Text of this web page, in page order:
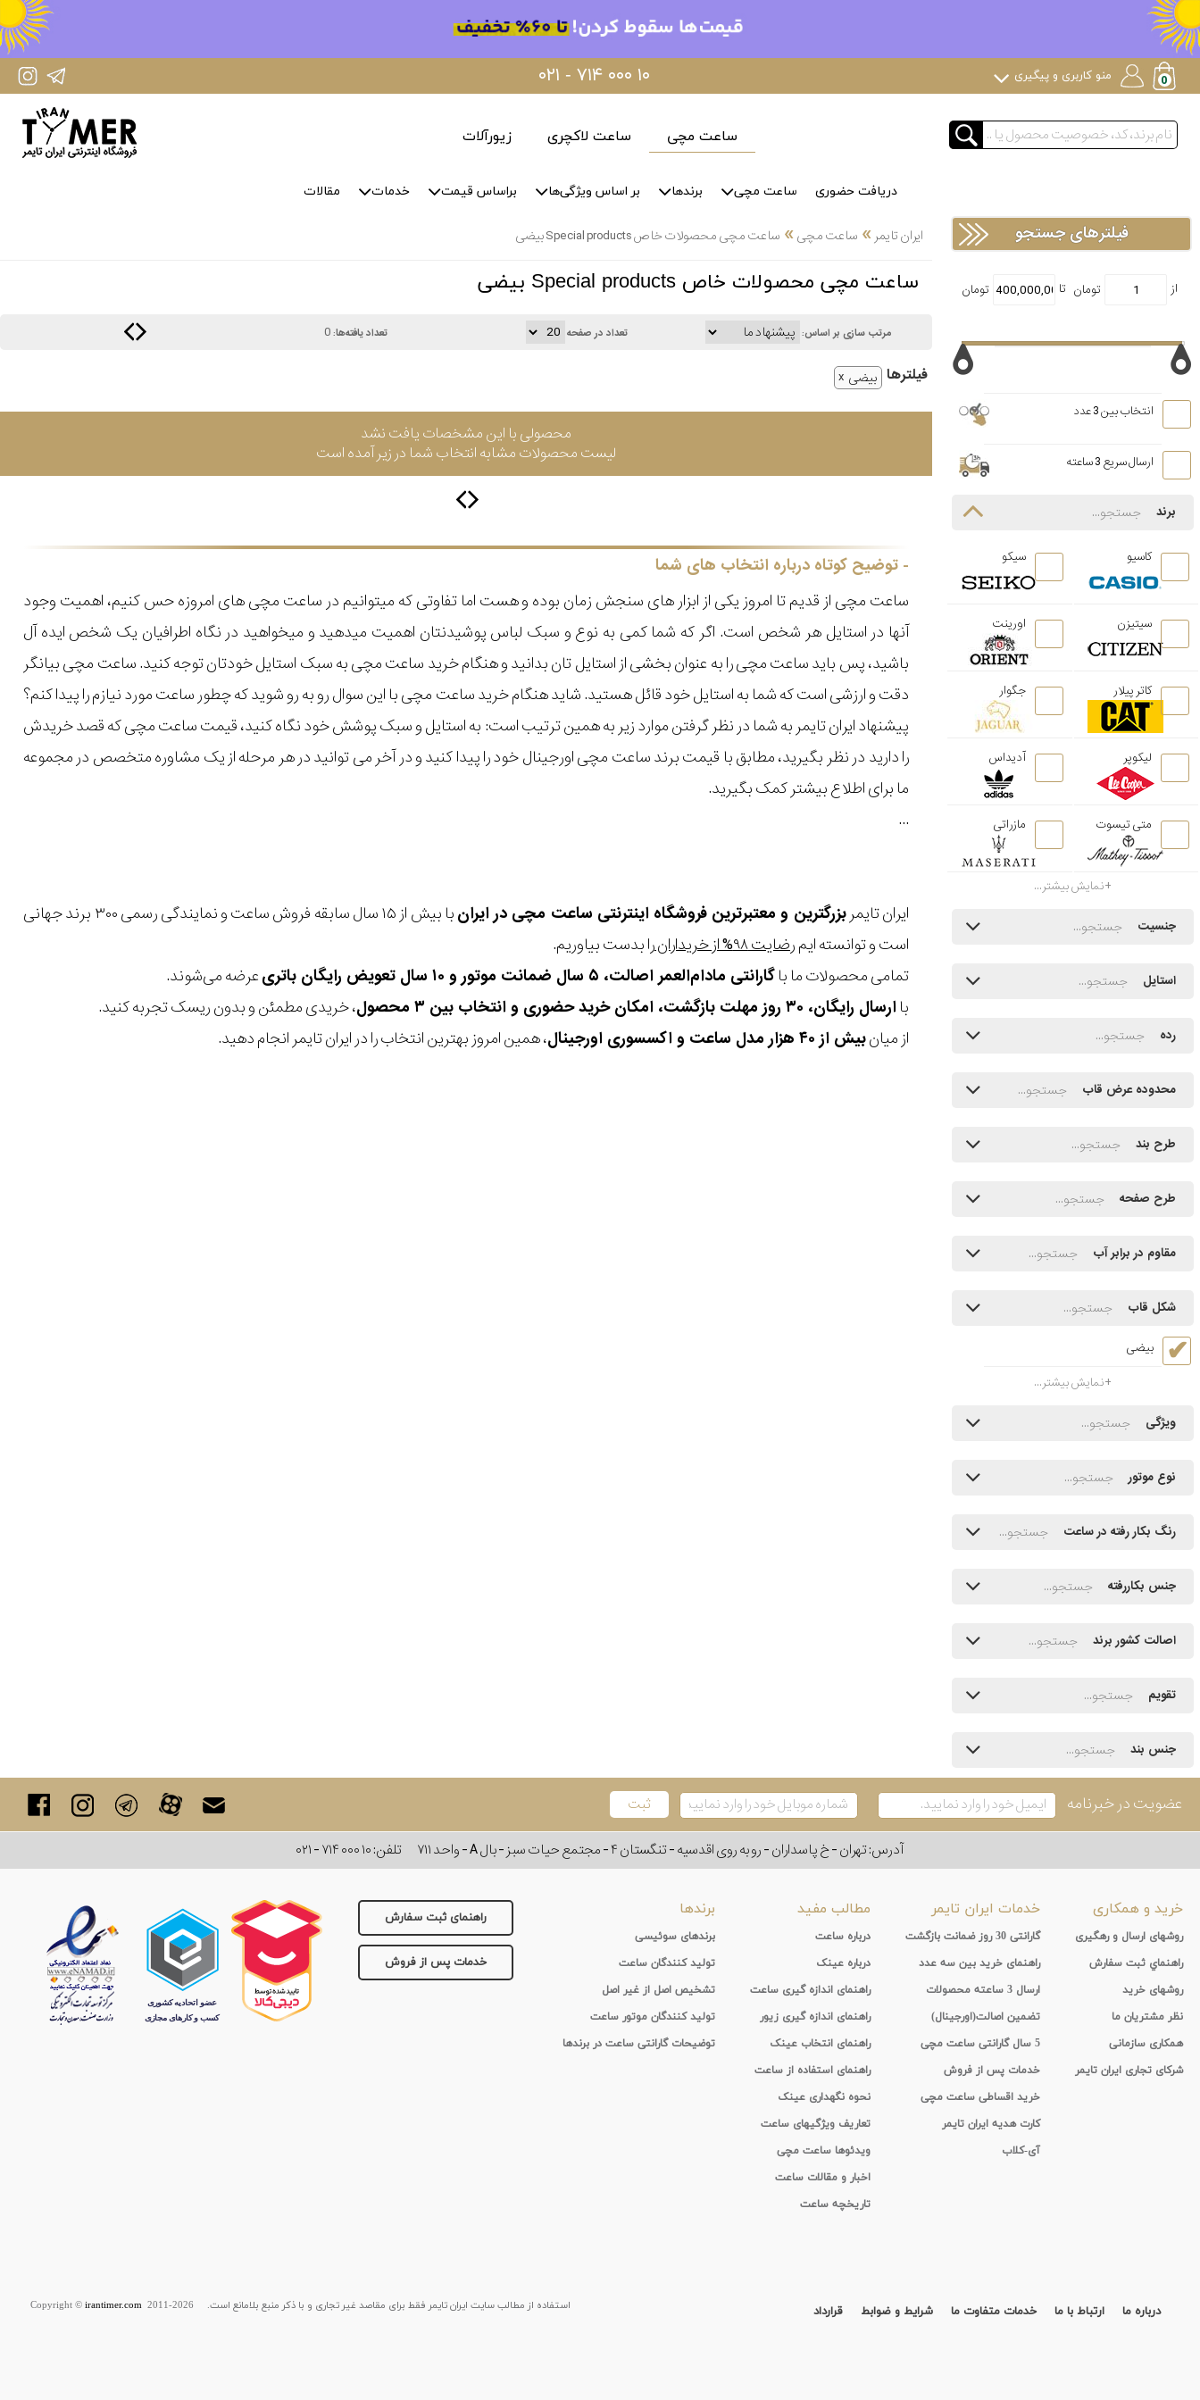
IranTimer Instagram Page ۰۲۱ - ۷۱۴ ۰۰۰ ۱۰ منو کاربری و پیگیری
ساعت مچی ساعت لاکچری زیورآلات
دریافت حضوری ساعت مچی برندها بر اساس ویژگی‌ها براساس قیمت خدمات مقالات
ایران تایمر » ساعت مچی» ساعت مچی محصولات خاص Special products بیضی
ساعت مچی محصولات خاص Special products بیضی
مرتب سازی بر اساس: تعداد در صفحه تعداد یافته‌ها:0
فیلتر‌ها بیضی
محصولی با این مشخصات یافت نشد
لیست محصولات مشابه انتخاب شما در زیر آمده است
توضیح کوتاه درباره انتخاب های شما
ساعت مچی از قدیم تا امروز یکی از ابزار های سنجش زمان بوده و هست اما تفاوتی که میتوانیم در ساعت مچی های امروزه حس کنیم، اهمیت وجود
آنها در استایل هر شخص است. اگر که شما کمی به نوع و سبک لباس پوشیدنتان اهمیت میدهید و میخواهید در نگاه اطرافیان یک شخص ایده آل
باشید، پس باید ساعت مچی را به عنوان بخشی از استایل تان بدانید و هنگام خرید ساعت مچی به سبک استایل خودتان توجه کنید. ساعت مچی بیانگر
دقت و ارزشی است که شما به استایل خود قائل هستید. شاید هنگام خرید ساعت مچی با این سوال رو به رو شوید که چطور ساعت مورد نیازم را پیدا کنم؟
پیشنهاد ایران تایمر به شما در نظر گرفتن موارد زیر به همین ترتیب است: به استایل و سبک پوشش خود نگاه کنید، قیمت ساعت مچی که قصد خریدش
را دارید در نظر بگیرید، مطابق با قیمت برند ساعت مچی اورجینال خود را پیدا کنید و در آخر می توانید در هر مرحله از یک مشاوره متخصص در مجموعه
ما برای اطلاع بیشتر کمک بگیرید.
...
ایران تایمربزرگترین و معتبرترین فروشگاه اینترنتی ساعت مچی در ایران
با بیش از ۱۵ سال سابقه فروش ساعت و نمایندگی رسمی ۳۰۰ برند جهانی
است و توانسته ایمرضایت ۹۸% از خریداران
را بدست بیاوریم.
تمامی محصولات ما باگارانتی مادام‌العمر اصالت، ۵ سال ضمانت موتور و ۱۰ سال تعویض رایگان باتری
عرضه می‌شوند.
باارسال رایگان، ۳۰ روز مهلت بازگشت، امکان خرید حضوری و انتخاب بین ۳ محصول
، خریدی مطمئن و بدون ریسک تجربه کنید.
از میانبیش از ۴۰ هزار مدل ساعت و اکسسوری اورجینال ، همین امروز بهترین انتخاب را در ایران تایمر انجام دهید.
فیلترهای جستجو
انتخاب بین 3 عدد
ارسال سریع 3 ساعته
برند
کاسیو سیکو
سیتیزن اورینت
کاتر پیلار جگوار
لیکوپر آدیداس
متی تیسوت مازراتی
نمایش بیشتر...
جنسیت
استایل
رده
محدوده عرض قاب
طرح بند
طرح صفحه
مقاوم در برابر آب
شکل قاب
بیضی
نمایش بیشتر...
ویژگی
نوع موتور
رنگ بکار رفته در ساعت
جنس بکاررفته
اصالت کشور برند
تقویم
جنس بند
عضویت در خبرنامه
آدرس: تهران - خ پاسداران - رو به روی اقدسیه - تنگستان ۴ - مجتمع حیات سبز - بال A - واحد ۷۱۱ تلفن:۰۲۱ - ۷۱۴ ۰۰۰ ۱۰
راهنمای ثبت سفارش
خدمات پس از فروش
خرید و همکاری
روشهای ارسال و رهگیری
راهنماي ثبت سفارش
روشهای خرید
نظر مشتریان ما
همکاری سازمانی
شرکای تجاری ایران تایمر
خدمات ایران تایمر
گارانتی 30 روز ضمانت بازگشت
راهنمای خرید بین سه عدد
ارسال 3 ساعته محصولات
تضمین اصالت(اورجینال)
5 سال گارانتی ساعت مچی
خدمات پس از فروش
خرید اقساطی ساعت مچی
کارت هدیه ایران تایمر
آی-کلاب
مطالب مفید
درباره ساعت
درباره عینک
راهنمای اندازه گیری ساعت
راهنمای اندازه گیری زیور
راهنمای انتخاب عینک
راهنمای استفاده از ساعت
نحوه نگهداری عینک
تعاریف ویژگیهای ساعت
ویدئوها ساعت مچی
اخبار و مقالات ساعت
تاریخچه ساعت
برندها
برندهای سوئیسی
تولید کنندگان ساعت
تشخیص اصل از غیر اصل
تولید کنندگان موتور ساعت
توضیحات گارانتی ساعت در برندها
درباره ما ارتباط با ما خدمات متفاوت ما شرایط و ضوابط قرارداد استفاده از مطالب سايت ایران تایمر فقط برای مقاصد غیر تجاری و با ذکر منبع بلامانع است. Copyright © irantimer.com2011-2026